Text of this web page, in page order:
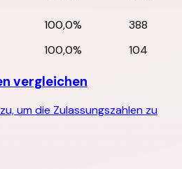
100,0%
388
100,0% 104
vergleichen
um die Zulassungszahlen zu